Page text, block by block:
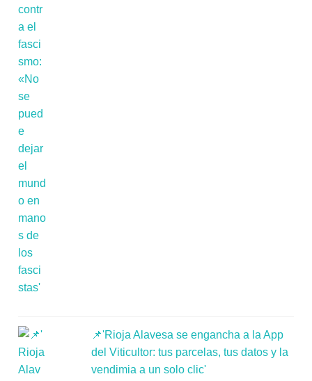
📌'Rioja Alavesa se engancha a la App
del Viticultor: tus parcelas, tus datos y la
vendimia a un solo clic'